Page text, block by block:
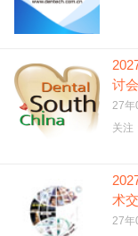
讨会
27年
关注
术
27年